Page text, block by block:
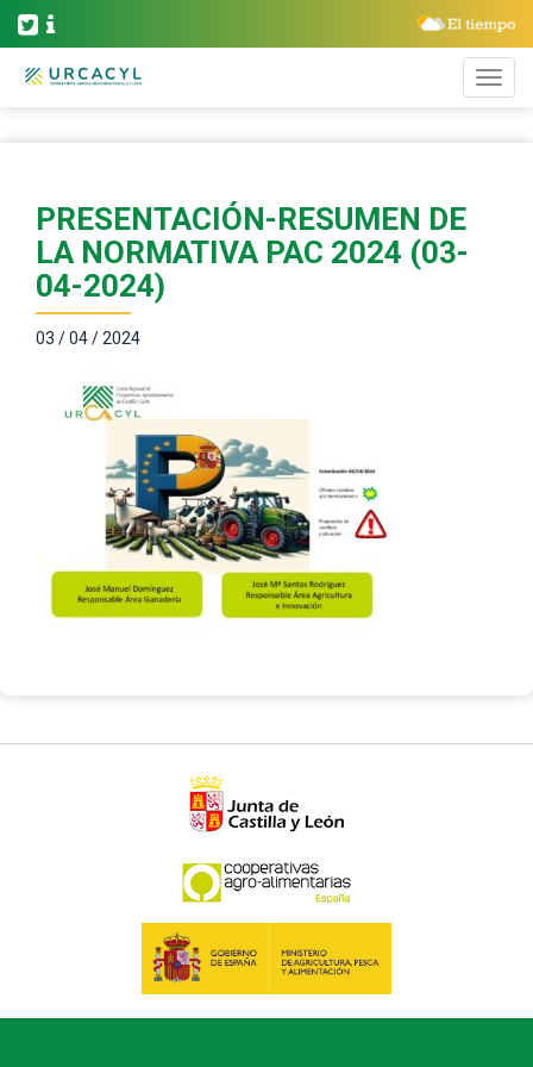
PRESENTACIÓN-RESUMEN DE
LA NORMATIVA PAC 2024 (03-
04-2024)
03 / 04 / 2024